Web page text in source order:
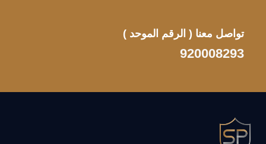
تواصل معنا ( الرقم الموحد )
920008293